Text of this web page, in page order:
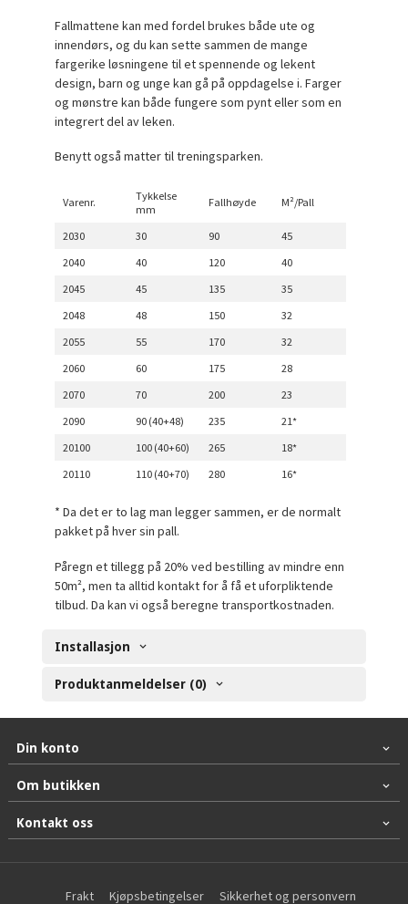
Fallmattene kan med fordel brukes både ute og
innendørs, og du kan sette sammen de mange
fargerike løsningene til et spennende og lekent
design, barn og unge kan gå på oppdagelse i. Farger
og mønstre kan både fungere som pynt eller som en
integrert del av leken.
Benytt også matter til treningsparken.
Varenr.
Tykkelse
mm
Fallhøyde M²/Pall
2030 30 90
45
2040
40 120
40
2045
45 135
35
2048
48 150
32
2055
55 170
32
2060
60 175
28
2070
70 200
23
2090
90 (40+48) 235
21*
20100
100 (40+60) 265
18*
20110
110 (40+70) 280 16*
* Da det er to lag man legger sammen, er de normalt
pakket på hver sin pall.
Påregn et tillegg på 20% ved bestilling av mindre enn
50m², men ta alltid kontakt for å få et uforpliktende
tilbud. Da kan vi også beregne transportkostnaden.
Installasjon
Produktanmeldelser (0)
Din konto
Om butikken
Kontakt oss
Frakt Kjøpsbetingelser Sikkerhet og personvern